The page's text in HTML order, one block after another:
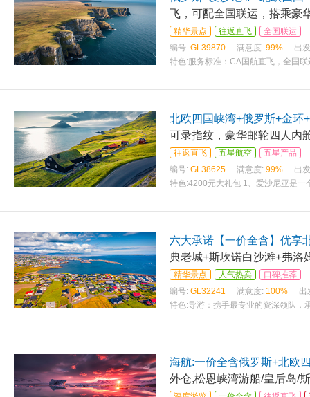
飞，可配全国联运，搭乘豪
精华景点 往返直飞
全国联运
编号: GL39870 满意度: 99%
出
特色:服务标准：CA国航直飞，全国
北欧四国峡湾+俄罗斯+金环
可录指纹，豪华邮轮四人内
往返直飞 五星航空
五星产品
编号: GL38625 满意度: 99%
出
特色:4200元大礼包 1、爱沙尼亚是一
六大承诺【一价全含】优享
典老城+斯坎诺白沙滩+弗洛
精华景点 人气热卖
口碑推荐
编号: GL32241 满意度: 100%
出
特色:导游：携手最专业的资深领队，
海航:一价全含俄罗斯+北欧
外仓,松恩峡湾游船/皇后岛/